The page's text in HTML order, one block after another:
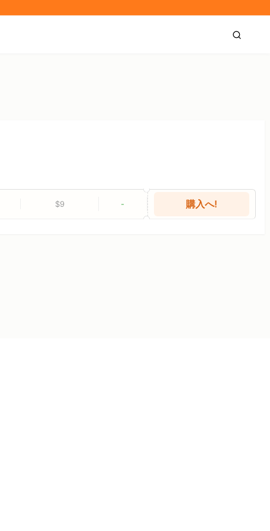
$9 - 購入へ!